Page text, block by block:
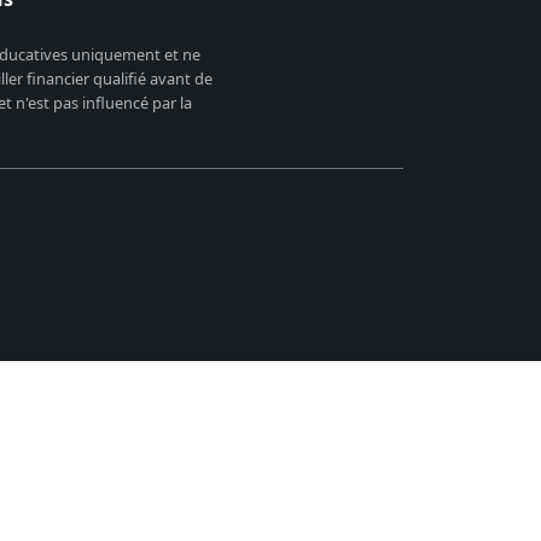
uniquement et ne
financier qualifié avant de
n'est pas influencé par la